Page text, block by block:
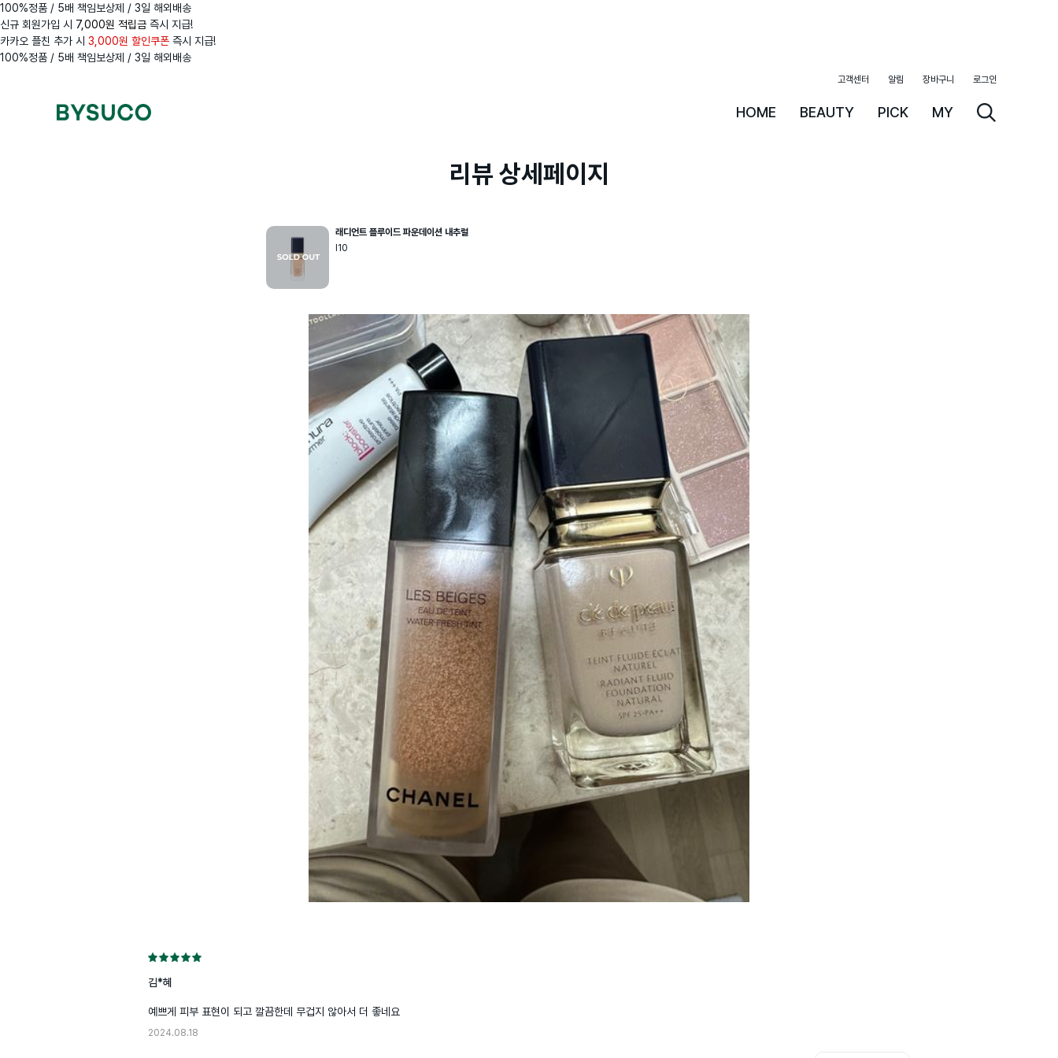
100%정품 / 5배 책임보상제 / 3일 해외배송
신규 회원가입 시 7,000원 적립금 즉시 지급!
카카오 플친 추가 시 3,000원 할인쿠폰 즉시 지급!
100%정품 / 5배 책임보상제 / 3일 해외배송
HOME BEAUTY PICK MY
고객센터 알림 장바구니 로그인
리뷰 상세페이지
래디언트 플루이드 파운데이션 내추럴
I10
김*혜
예쁘게 피부 표현이 되고 깔끔한데 무겁지 않아서 더 좋네요
2024.08.18